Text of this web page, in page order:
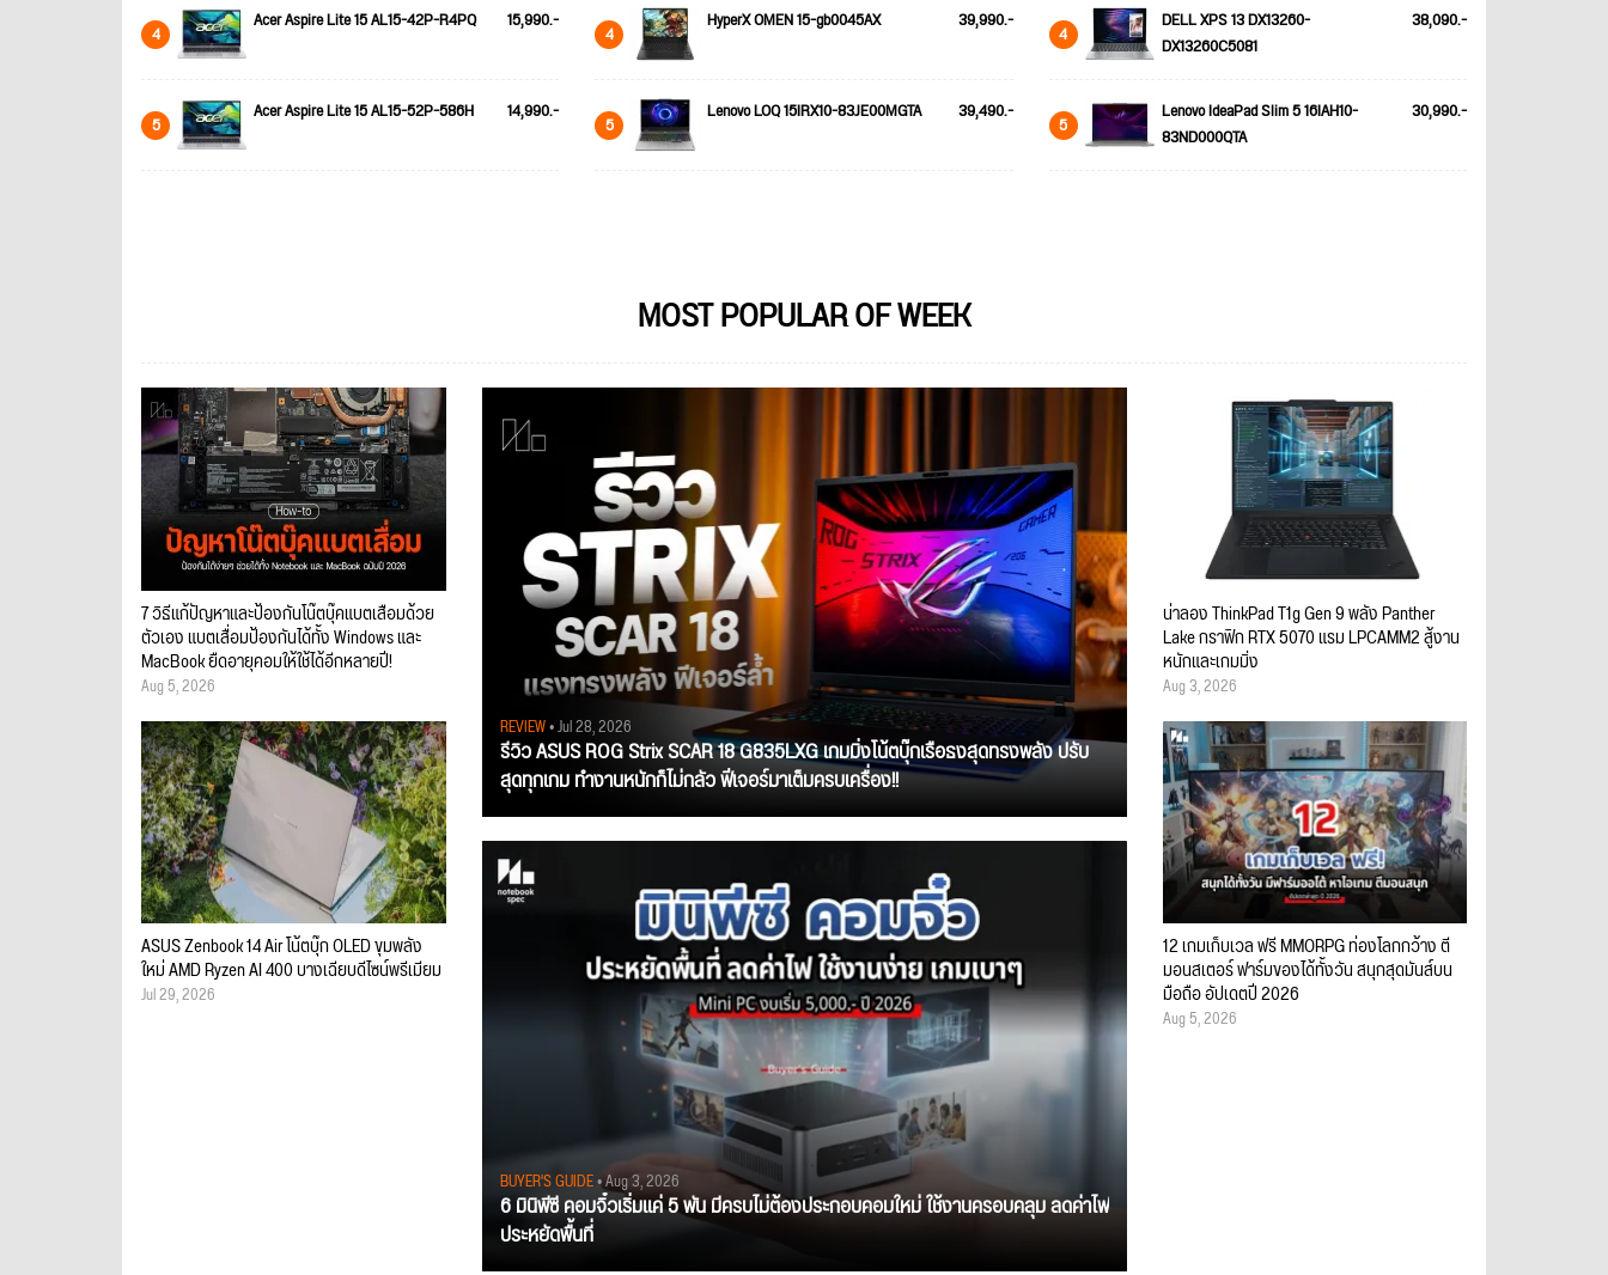
4 Acer Aspire Lite 15 AL15-42P-R4PQ 15,990.-
5 Acer Aspire Lite 15 AL15-52P-586H 14,990.-
4 HyperX OMEN 15-gb0045AX 39,990.-
5 Lenovo LOQ 15IRX10-83JE00MGTA 39,490.-
4
DELL XPS 13 DX13260-
DX13260C5081
38,090.-
5
Lenovo IdeaPad Slim 5 16IAH10-
83ND000QTA
30,990.-
MOST POPULAR OF WEEK
REVIEW• Jul 28, 2026
รีวิว ASUS ROG Strix SCAR 18 G835LXG เกมมิ่งโน้ตบุ๊กเรือธงสุดทรงพลัง ปรับ
สุดทุกเกม ทำงานหนักก็ไม่กลัว ฟีเจอร์มาเต็มครบเครื่อง!!
BUYER'S GUIDE• Aug 3, 2026
6 มินิพีซี คอมจิ๋วเริ่มแค่ 5 พัน มีครบไม่ต้องประกอบคอมใหม่ ใช้งานครอบคลุม ลดค่าไฟ
ประหยัดพื้นที่
7 วิธีแก้ปัญหาและป้องกันโน๊ตบุ๊คแบตเสื่อมด้วย
ตัวเอง แบตเสื่อมป้องกันได้ทั้ง Windows และ
MacBook ยืดอายุคอมให้ใช้ได้อีกหลายปี!
Aug 5, 2026
ASUS Zenbook 14 Air โน้ตบุ๊ก OLED ขุมพลัง
ใหม่ AMD Ryzen AI 400 บางเฉียบดีไซน์พรีเมียม
Jul 29, 2026
น่าลอง ThinkPad T1g Gen 9 พลัง Panther
Lake กราฟิก RTX 5070 แรม LPCAMM2 สู้งาน
หนักและเกมมิ่ง
Aug 3, 2026
12 เกมเก็บเวล ฟรี MMORPG ท่องโลกกว้าง ตี
มอนสเตอร์ ฟาร์มของได้ทั้งวัน สนุกสุดมันส์บน
มือถือ อัปเดตปี 2026
Aug 5, 2026